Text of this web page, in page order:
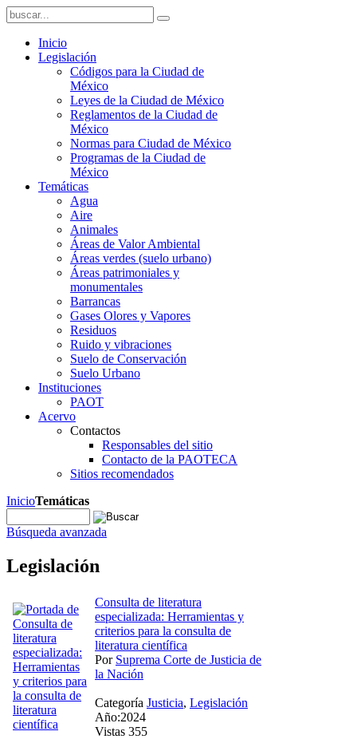
Inicio
Legislación
Códigos para la Ciudad de
México
Leyes de la Ciudad de México
Reglamentos de la Ciudad de
México
Normas para Ciudad de México
Programas de la Ciudad de
México
Temáticas
Agua
Aire
Animales
Áreas de Valor Ambiental
Áreas verdes (suelo urbano)
Áreas patrimoniales y
monumentales
Barrancas
Gases Olores y Vapores
Residuos
Ruido y vibraciones
Suelo de Conservación
Suelo Urbano
Instituciones
PAOT
Acervo
Contactos
Responsables del sitio
Contacto de la PAOTECA
Sitios recomendados
InicioTemáticas
Búsqueda avanzada
Legislación
Consulta de literatura
especializada: Herramientas y
criterios para la consulta de
literatura científica
Por Suprema Corte de Justicia de
la Nación
Categoría Justicia, Legislación
Año:2024
Vistas 355